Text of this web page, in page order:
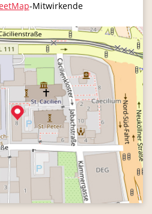
-Mitwirkende